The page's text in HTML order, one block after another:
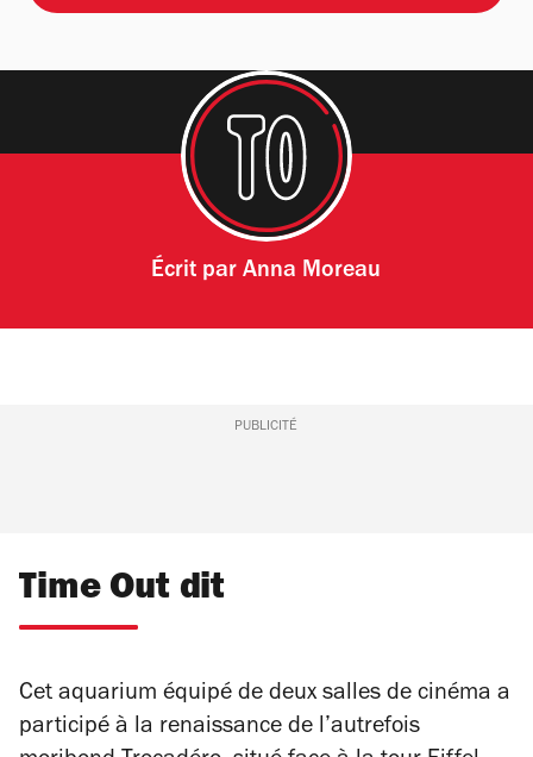
Écrit parAnna Moreau
PUBLICITÉ
Time Out dit
Cet aquarium équipé de deux salles de cinéma a
participé à la renaissance de l’autrefois